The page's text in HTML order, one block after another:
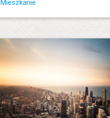
Mieszkanie